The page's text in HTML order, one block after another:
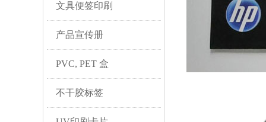
文具便签印刷
产品宣传册
PVC, PET 盒
不干胶标签